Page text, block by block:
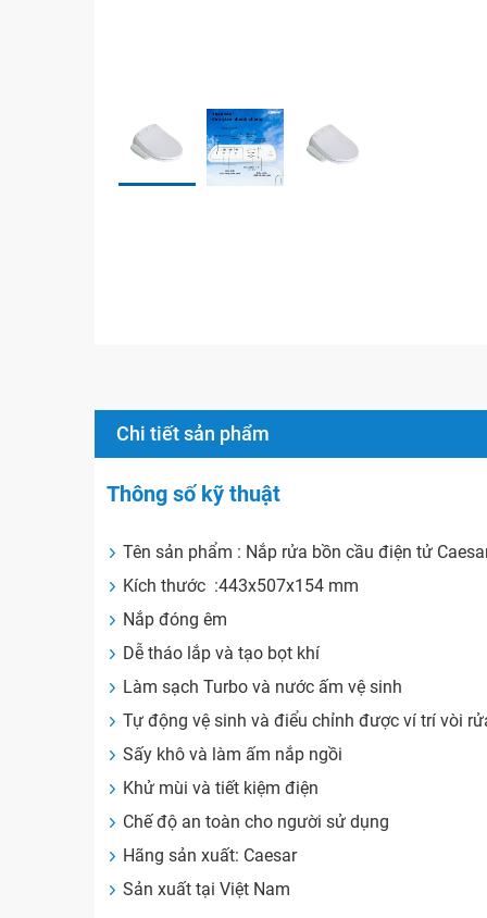
Chi tiết sản phẩm
Thông số kỹ thuật
Tên sản phẩm : Nắp rửa bồn cầu điện tử
Kích thước :443x507x154 mm
Nắp đóng êm
Dễ tháo lắp và tạo bọt khí
Làm sạch Turbo và nước ấm vệ sinh
Tự động vệ sinh và điểu chỉnh được ví trí vòi
Sấy khô và làm ấm nắp ngồi
Khử mùi và tiết kiệm điện
Chế độ an toàn cho người sử dụng
Hãng sản xuất: Caesar
Sản xuất tại Việt Nam